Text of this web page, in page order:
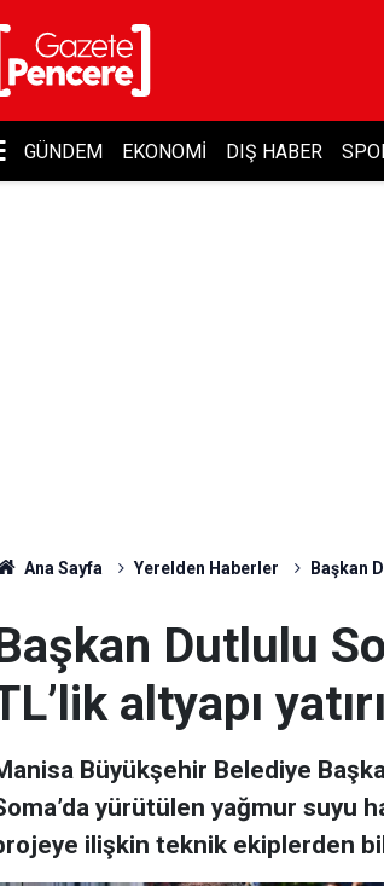
GÜNDEM EKONOMI DIŞ HABER
Ana Sayfa Yerelden Haberler Başkan
Dutlulu
altyapı
Büyükşehir Belediye
yürütülen yağmur suyu
ilişkin teknik ekiplerden